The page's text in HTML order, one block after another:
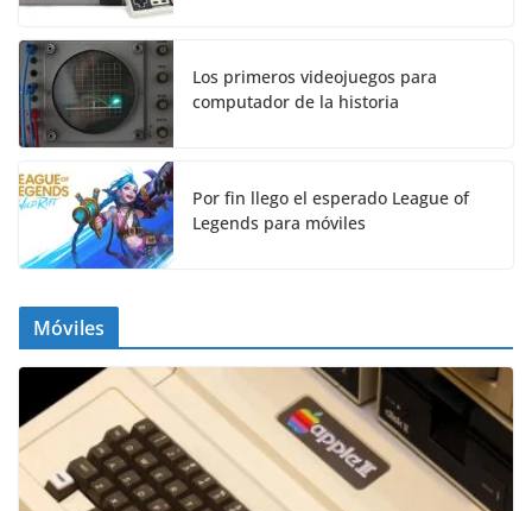
Los primeros videojuegos para
computador de la historia
Por fin llego el esperado League of
Legends para móviles
Móviles